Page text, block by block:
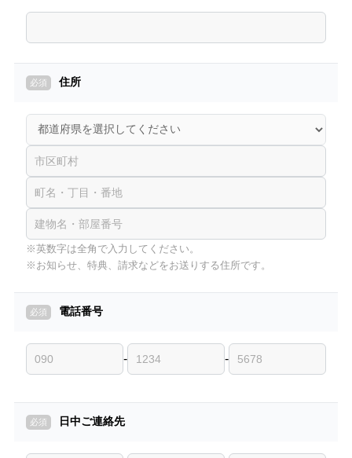
住所
※英数字は全角で入力してください。
※お知らせ、特典、請求などをお送りする住所です。
電話番号
- -
日中ご連絡先